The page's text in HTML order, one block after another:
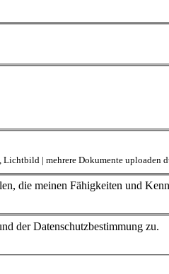
Lichtbild | mehrere Dokumente uploaden
die meinen Fähigkeiten und
der Datenschutzbestimmung zu.